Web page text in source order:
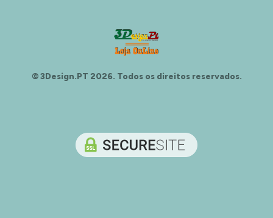
© 3Design.PT 2026. Todos os direitos reservados.